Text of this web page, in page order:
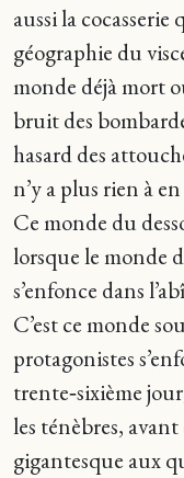
aussi la
géographie du
monde déjà mort
bruit des
hasard des
n’y a plus rien à
Ce monde du
lorsque le monde
s’enfonce dans
C’est ce monde
protagonistes
trente‑sixième
les ténèbres, avant
gigantesque aux